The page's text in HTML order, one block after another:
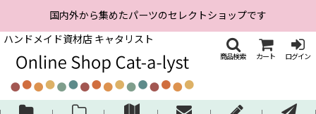
国内外から集めたパーツのセレクトショップです
ハンドメイド資材店 キャタリスト
商品検索 カート ログイン